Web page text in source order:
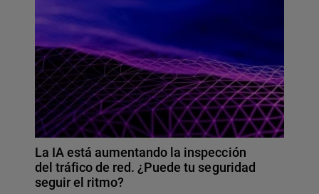
La IA está aumentando la inspección
del tráfico de red. ¿Puede tu seguridad
seguir el ritmo?